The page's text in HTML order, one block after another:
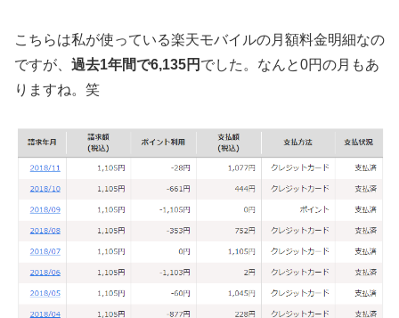
こちらは私が使っている楽天モバイルの月額料金明細なの
ですが、 過去1年間で6,135円 でした。なんと0円の月もあ
りますね。笑